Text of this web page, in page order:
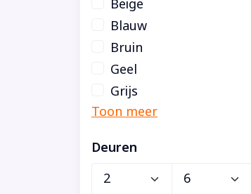
Beige
Blauw
Bruin
Geel
Grijs
Deuren